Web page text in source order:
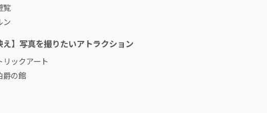
覧
ン
え】写真を撮りたいアトラクション
リックアート
爵の館